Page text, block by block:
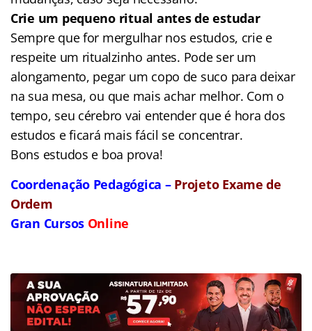
Crie um pequeno ritual antes de estudar
Sempre que for mergulhar nos estudos, crie e
respeite um ritualzinho antes. Pode ser um
alongamento, pegar um copo de suco para deixar
na sua mesa, ou que mais achar melhor. Com o
tempo, seu cérebro vai entender que é hora dos
estudos e ficará mais fácil se concentrar.
Bons estudos e boa prova!
Coordenação Pedagógica – Projeto Exame de
Ordem
Gran Cursos Online